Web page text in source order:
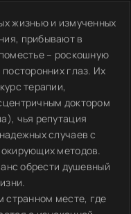
жизнью и измученных
прибывают в
– роскошную
глаз. Их
терапии,
доктором
чья репутация
случаев с
методов.
обрести душевный
странном месте, где